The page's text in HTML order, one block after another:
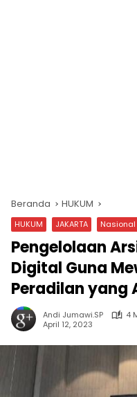
Beranda HUKUM
HUKUM JAKARTA Nasional
Pengelolaan
Digital Guna
Peradilan yang
Andi Jumawi.SP
4
April 12, 2023